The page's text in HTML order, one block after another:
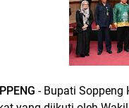
- Bupati Soppeng